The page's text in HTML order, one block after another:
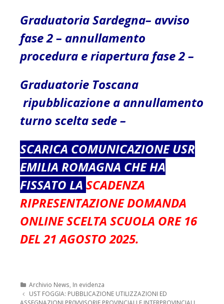
Graduatoria Sardegna– avviso
fase 2– annullamento
procedura e riapertura fase 2–
Graduatorie Toscana
ripubblicazione a annullamento
turno scelta sede–
SCARICA COMUNICAZIONE USR
EMILIA ROMAGNA CHE HA
FISSATO LA SCADENZA
RIPRESENTAZIONE DOMANDA
ONLINE SCELTA SCUOLA ORE 16
DEL 21 AGOSTO 2025.
Categorie
Archivio News, In evidenza
Navigazione
articolo
UST FOGGIA: PUBBLICAZIONE UTILIZZAZIONI ED